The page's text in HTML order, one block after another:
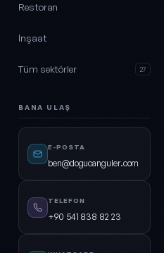
Restoran
İnşaat
Tüm sektörler 27
BANA ULAŞ
E-POSTA
ben@dogucanguler.com
TELEFON
+90 541 838 82 23